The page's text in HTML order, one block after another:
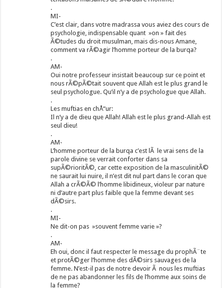
.
MI-
C’est clair, dans votre madrassa vous aviez des cours de
psychologie, indispensable quant »on » fait des
Ã©tudes du droit musulman, mais dis-nous Amane,
comment va rÃ©agir l’homme porteur de la burqa?
.
AM-
Oui notre professeur insistait beaucoup sur ce point et
nous rÃ©pÃ©tait souvent que Allah est le plus grand le
seul psychologue. Qu’il n’y a de psychologue que Allah.
.
Les muftias en chÅ“ur:
Il n’y a de dieu que Allah! Allah est le plus grand-Allah est
seul dieu!
.
AM-
L’homme porteur de la burqa c’est lÃ le vrai sens de la
parole divine se verrait conforter dans sa
supÃ©rioritÃ©, car cette exposition de la masculinitÃ©
ne saurait lui nuire, il n’est dit nul part dans le coran que
Allah a crÃ©Ã© l’homme libidineux, violeur par nature
ni d’autre part plus faible que la femme devant ses
dÃ©sirs.
.
MI-
Ne dit-on pas »souvent femme varie »?
.
AM-
Eh oui, donc il faut respecter le message du prophÃ¨te
et protÃ©ger l’homme des dÃ©sirs sauvages de la
femme. N’est-il pas de notre devoir Ã nous les muftias
de ne pas abandonner les fils de l’homme aux soins de
la femme?